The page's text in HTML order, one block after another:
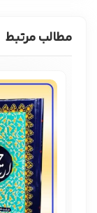
مطالب مرتبط